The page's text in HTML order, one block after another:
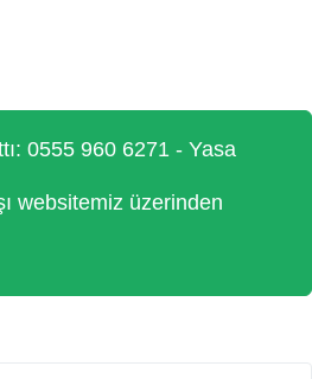
0555 960 6271 - Yasa
websitemiz üzerinden